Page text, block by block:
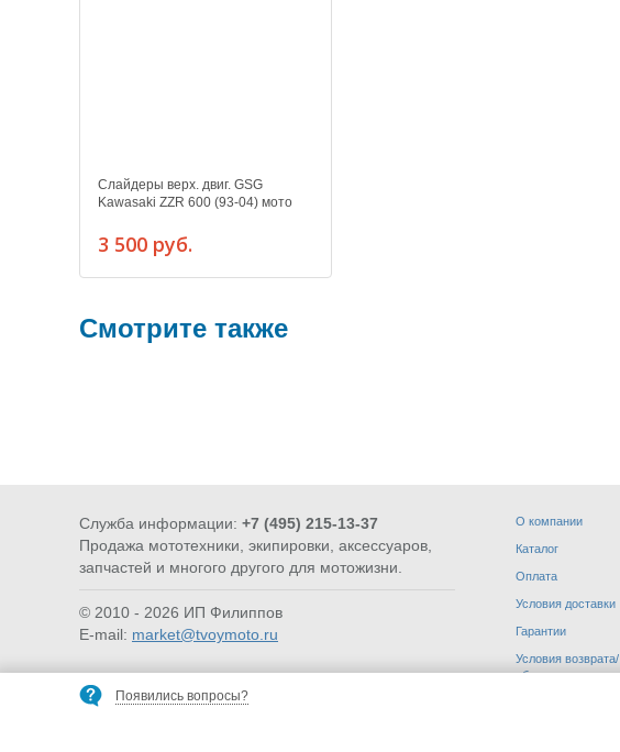
Появились вопросы?
Слайдеры верх. двиг. GSG
Kawasaki ZZR 600 (93-04) мото
3 500 руб.
Смотрите также
ЭКИПИРОВКА РАСХОДНИКИ
Служба информации: +7 (495) 215-13-37
Продажа мототехники, экипировки, аксессуаров,
запчастей и многого другого для мотожизни.
© 2010 - 2026 ИП Филиппов
E-mail: market@tvoymoto.ru
О компании
Каталог
Оплата
Условия доставки
Гарантии
Условия возврата/
обмена